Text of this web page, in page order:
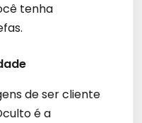
tenha
de ser cliente
é a